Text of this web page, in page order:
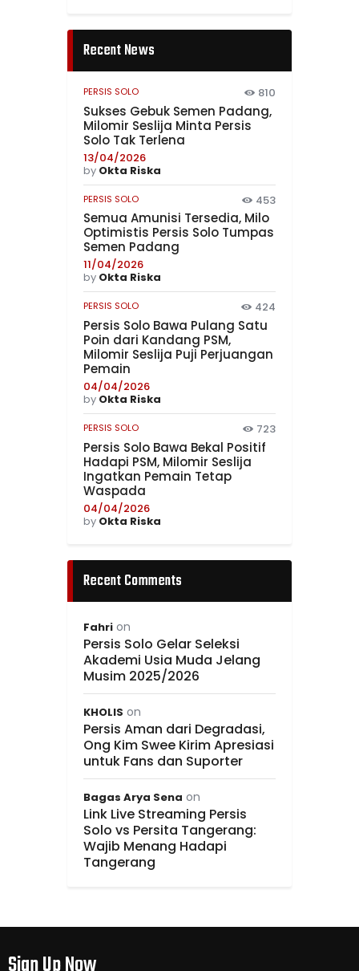
Recent News
PERSIS SOLO 810
Sukses Gebuk Semen Padang,
Milomir Seslija Minta Persis
Solo Tak Terlena
13/04/2026
by Okta Riska
PERSIS SOLO 453
Semua Amunisi Tersedia, Milo
Optimistis Persis Solo Tumpas
Semen Padang
11/04/2026
by Okta Riska
PERSIS SOLO 424
Persis Solo Bawa Pulang Satu
Poin dari Kandang PSM,
Milomir Seslija Puji Perjuangan
Pemain
04/04/2026
by Okta Riska
PERSIS SOLO 723
Persis Solo Bawa Bekal Positif
Hadapi PSM, Milomir Seslija
Ingatkan Pemain Tetap
Waspada
04/04/2026
by Okta Riska
Recent Comments
Fahri on
Persis Solo Gelar Seleksi
Akademi Usia Muda Jelang
Musim 2025/2026
KHOLIS on
Persis Aman dari Degradasi,
Ong Kim Swee Kirim Apresiasi
untuk Fans dan Suporter
Bagas Arya Sena on
Link Live Streaming Persis
Solo vs Persita Tangerang:
Wajib Menang Hadapi
Tangerang